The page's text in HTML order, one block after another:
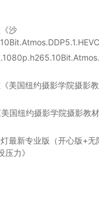
沙
美国纽约摄影学院摄影
美国纽约摄影学院摄影教
最新专业版（开心版+
压力》